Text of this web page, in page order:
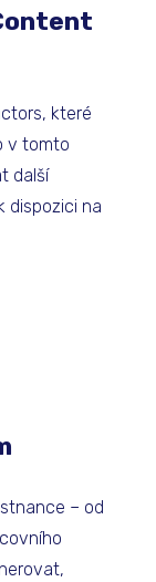
které
v tomto
další
dispozici na
– od